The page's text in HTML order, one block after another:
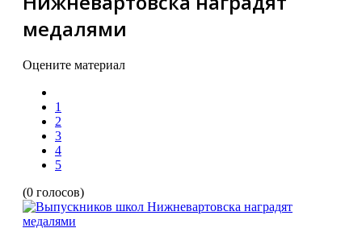
медалями
Оцените материал
1
2
3
4
5
(0 голосов)